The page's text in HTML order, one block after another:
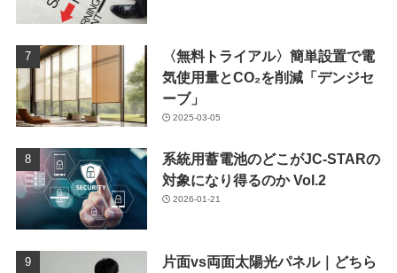
〈無料トライアル〉簡単設置で電
気使用量とCO₂を削減「デンジセ
ーブ」
2025-03-05
系統用蓄電池のどこがJC-STARの
対象になり得るのか Vol.2
2026-01-21
片面vs両面太陽光パネル｜どちら